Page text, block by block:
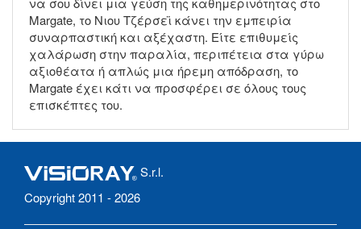
Margate, το Νιου Τζέρσεϊ κάνει την εμπειρία
συναρπαστική και αξέχαστη. Είτε επιθυμείς
χαλάρωση στην παραλία, περιπέτεια στα γύρω
αξιοθέατα ή απλώς μια ήρεμη απόδραση, το
Margate έχει κάτι να προσφέρει σε όλους τους
επισκέπτες του.
S.r.l.
Copyright 2011 - 2026